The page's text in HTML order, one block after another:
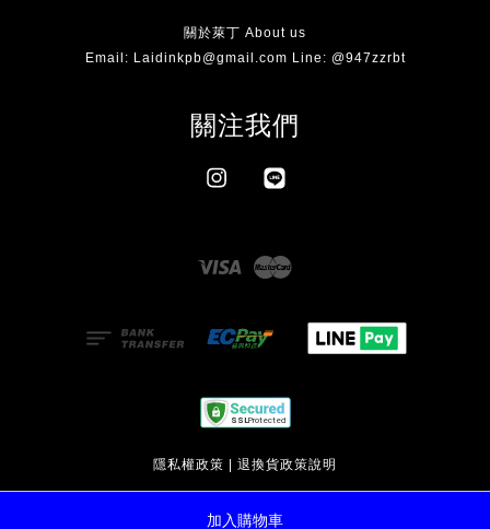
加入購物車
關於萊丁 About us
Email: Laidinkpb@gmail.com Line: @947zzrbt
關注我們
Instagram
Visa
隱私權政策 | 退換貨政策說明